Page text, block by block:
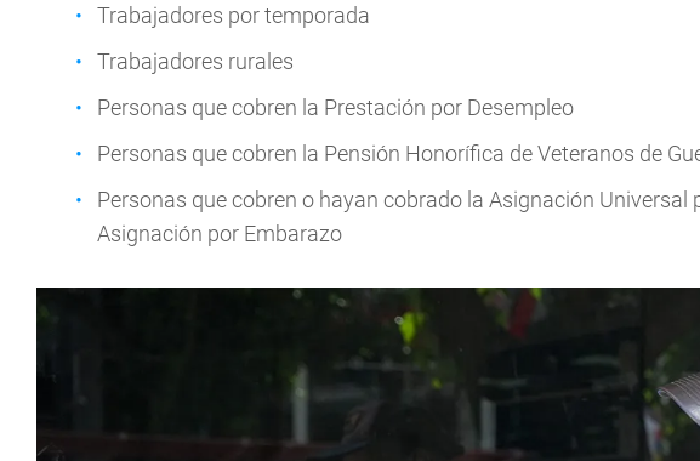
Trabajadores por temporada
Trabajadores rurales
Personas que cobren la Prestación por Desempleo
Personas que cobren la Pensión Honorífica de Veteranos de
Personas que cobren o hayan cobrado la Asignación Universal
Asignación por Embarazo